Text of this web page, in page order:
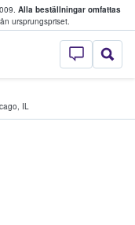
Alla beställningar omfattas
ursprungspriset.
StubHub – där
, IL